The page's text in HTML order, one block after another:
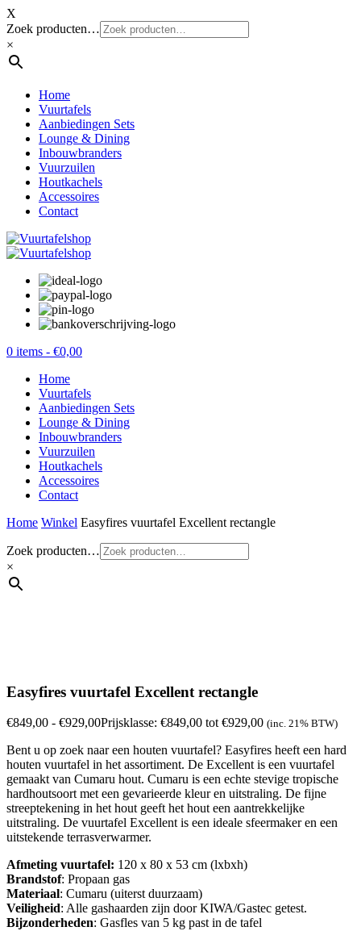
X
Zoek producten…
×
Home
Vuurtafels
Aanbiedingen Sets
Lounge & Dining
Inbouwbranders
Vuurzuilen
Houtkachels
Accessoires
Contact
0 items - €0,00
Home
Vuurtafels
Aanbiedingen Sets
Lounge & Dining
Inbouwbranders
Vuurzuilen
Houtkachels
Accessoires
Contact
Home Winkel Easyfires vuurtafel Excellent rectangle
Zoek producten…
×
Easyfires vuurtafel Excellent rectangle
€849,00 - €929,00Prijsklasse: €849,00 tot €929,00 (inc. 21% BTW)
Bent u op zoek naar een houten vuurtafel? Easyfires heeft een hard
houten vuurtafel in het assortiment. De Excellent is een vuurtafel
gemaakt van Cumaru hout. Cumaru is een echte stevige tropische
hardhoutsoort met een gevarieerde kleur en uitstraling. De fijne
streeptekening in het hout geeft het hout een aantrekkelijke
uitstraling. De vuurtafel Excellent is een ideale sfeermaker en een
uitstekende terrasverwarmer.
Afmeting vuurtafel: 120 x 80 x 53 cm (lxbxh)
Brandstof: Propaan gas
Materiaal: Cumaru (uiterst duurzaam)
Veiligheid: Alle gashaarden zijn door KIWA/Gastec getest.
Bijzonderheden: Gasfles van 5 kg past in de tafel